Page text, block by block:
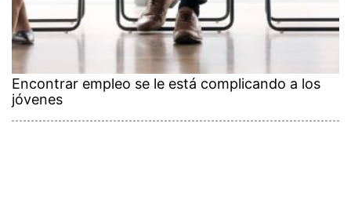
Encontrar empleo se le está complicando a los
jóvenes